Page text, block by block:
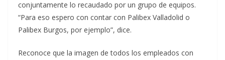
conjuntamente lo recaudado por un grupo de equipos.
“Para eso espero con contar con Palibex Valladolid o
Palibex Burgos, por ejemplo”, dice.
Reconoce que la imagen de todos los empleados con